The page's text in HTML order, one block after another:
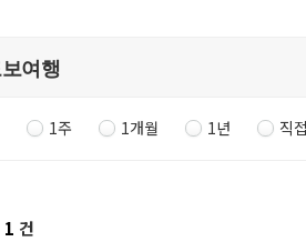
1주 1개월 1년 직
1 건